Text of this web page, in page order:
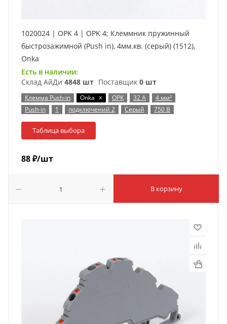
1020024 | OPK 4 | OPK 4; Клеммник пружинный
быстрозажимной (Push in), 4мм.кв. (серый) (1512),
Onka
Есть в наличии:
Склад АйДи 4848 шт Поставщик 0 шт
Клемма Push-in Onka x OPK 32 А
4 мм²
Push-in
1 подключений 2 Серый 750 В
Таблица выбора
88₽/шт
В корзину